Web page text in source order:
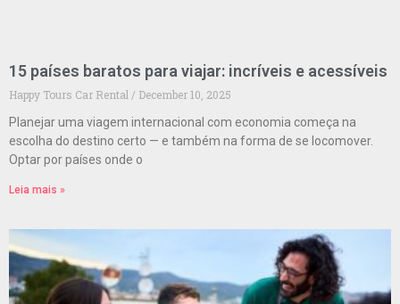
15 países baratos para viajar: incríveis e acessíveis
Happy Tours Car Rental
December 10, 2025
Planejar uma viagem internacional com economia começa na
escolha do destino certo — e também na forma de se locomover.
Optar por países onde o
Leia mais »